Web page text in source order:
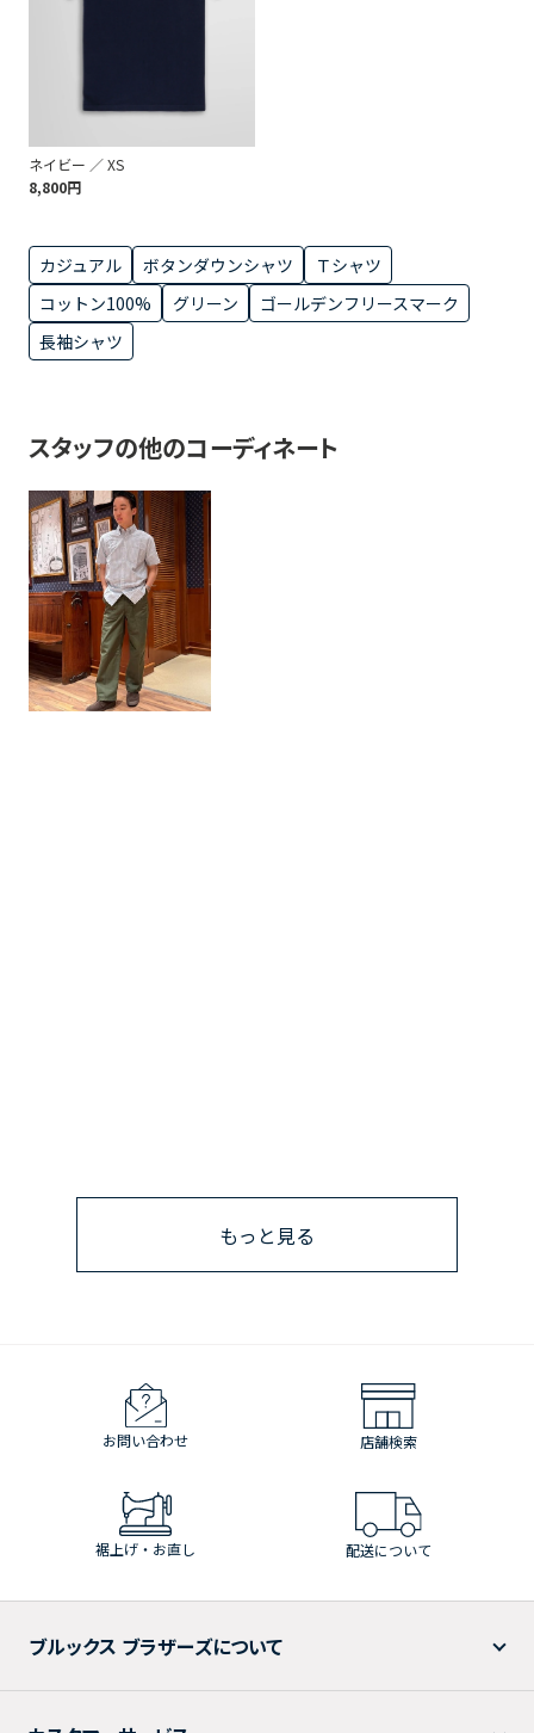
ネイビー ／ XS
8,800円
カジュアル ボタンダウンシャツ
Ｔシャツ
コットン100%
グリーン
ゴールデンフリースマーク
長袖シャツ
スタッフの他のコーディネート
もっと見る
お問い合わせ 店舗検索
裾上げ・お直し 配送について
ブルックス ブラザーズについて